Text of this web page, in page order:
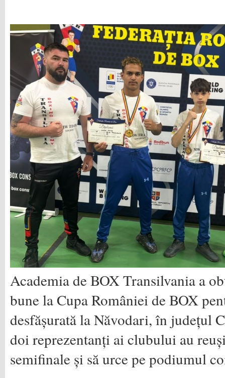
Academia de BOX Transilvania a
bune la Cupa României de BOX
desfășurată la Năvodari, în județul
doi reprezentanți ai clubului au
semifinale și să urce pe podiumul